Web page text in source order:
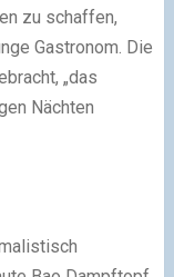
zu schaffen,
Gastronom. Die
„das
Nächten